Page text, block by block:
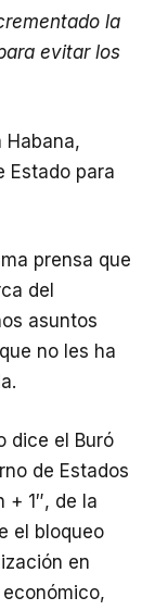
la
evitar los
prensa que
del
asuntos
no les ha
dice el Buró
de Estados
+ 1″, de la
el bloqueo
en